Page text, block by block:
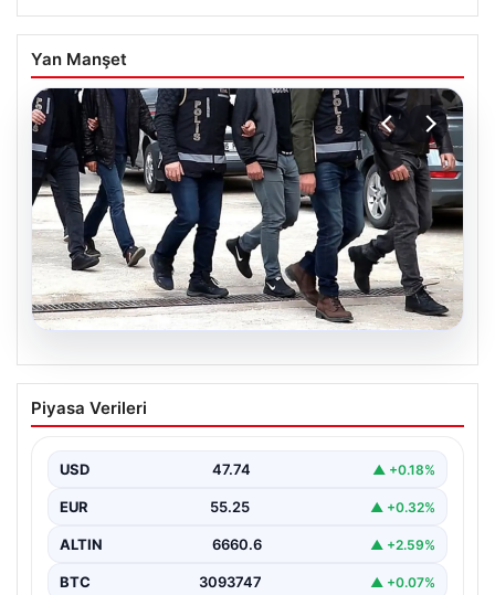
Yan Manşet
07.08.2026
Holding patronuna bahis suçlaması.
Tüm malvarlığına el konuldu
Piyasa Verileri
USD 47.74 ▲ +0.18%
EUR 55.25 ▲ +0.32%
ALTIN 6660.6 ▲ +2.59%
BTC 3093747 ▲ +0.07%